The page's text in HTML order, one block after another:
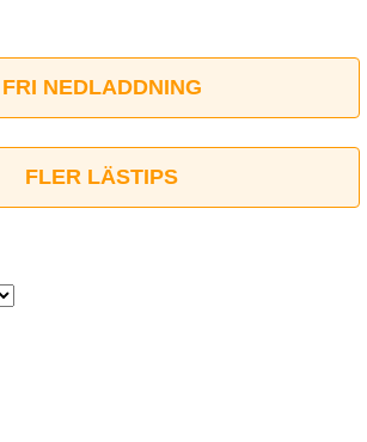
FRI NEDLADDNING
FLER LÄSTIPS